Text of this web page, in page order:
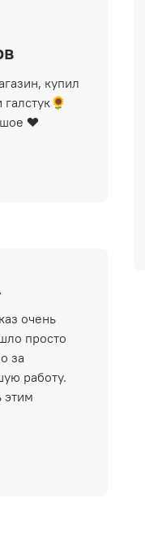
купил
❤️
очень
просто
за
работу.
этим